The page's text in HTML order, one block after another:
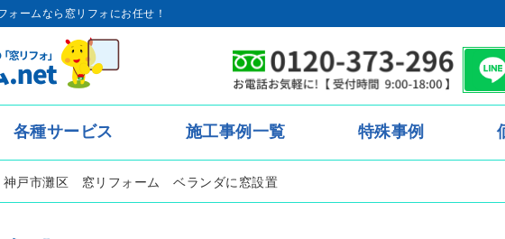
ォームなら窓リフォにお任せ！
各種サービス 施工事例一覧 特殊事例
神戸市灘区 窓リフォーム ベランダに窓設置